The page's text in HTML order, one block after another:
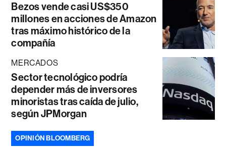
Bezos vende casi US$350
millones en acciones de Amazon
tras máximo histórico de la
compañía
MERCADOS
Sector tecnológico podría
depender más de inversores
minoristas tras caída de julio,
según JPMorgan
OPINIÓN BLOOMBERG